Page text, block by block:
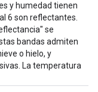
y humedad tienen
6 son reflectantes.
se
bandas admiten
o hielo, y
La temperatura